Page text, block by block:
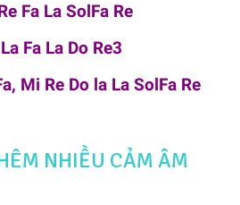
Fa La SolFa Re
Fa La Do Re3
Mi Re Do la La SolFa Re
NHIỀU CẢM ÂM